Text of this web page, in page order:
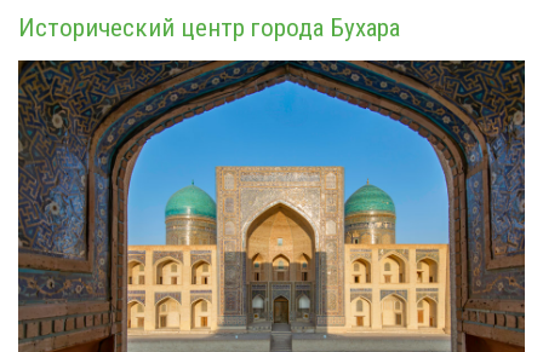
Исторический центр города Бухара